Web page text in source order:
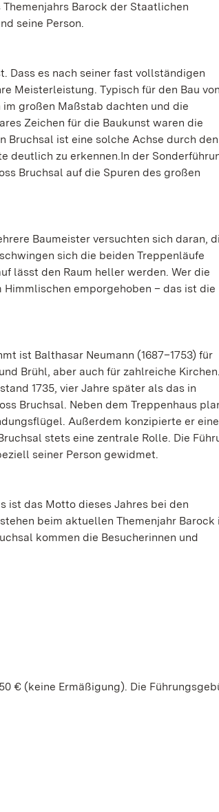
Barock der Staatlichen
seine Person.
Dass es nach seiner fast vollständigen
Meisterleistung. Typisch für den Bau von
großen Maßstab dachten und die
Zeichen für die Baukunst waren die
Bruchsal ist eine solche Achse durch den
deutlich zu erkennen.In der
Bruchsal auf die Spuren des großen
Baumeister versuchten sich daran,
sich die beiden Treppenläufe
lässt den Raum heller werden. Wer die
emporgehoben – das ist die
ist Balthasar Neumann (1687–1753) für
Brühl, aber auch für zahlreiche Kirchen.
1735, vier Jahre später als das in
Bruchsal. Neben dem Treppenhaus
Außerdem konzipierte er eine
stets eine zentrale Rolle. Die
seiner Person gewidmet.
ist das Motto dieses Jahres bei den
beim aktuellen Themenjahr Barock
kommen die Besucherinnen und
€ (keine Ermäßigung). Die